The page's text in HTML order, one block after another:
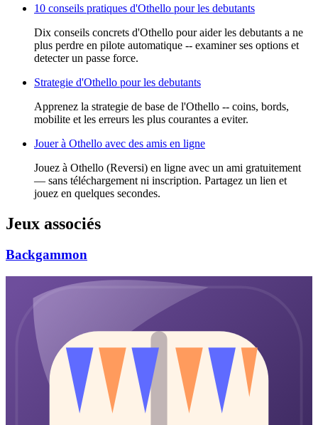
10 conseils pratiques d'Othello pour les debutants
Dix conseils concrets d'Othello pour aider les debutants a ne
plus perdre en pilote automatique -- examiner ses options et
detecter un passe force.
Strategie d'Othello pour les debutants
Apprenez la strategie de base de l'Othello -- coins, bords,
mobilite et les erreurs les plus courantes a eviter.
Jouer à Othello avec des amis en ligne
Jouez à Othello (Reversi) en ligne avec un ami gratuitement
— sans téléchargement ni inscription. Partagez un lien et
jouez en quelques secondes.
Jeux associés
Backgammon